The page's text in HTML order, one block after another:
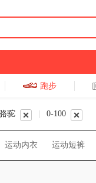
跑步
驼 0-100
运动内衣 运动短裤